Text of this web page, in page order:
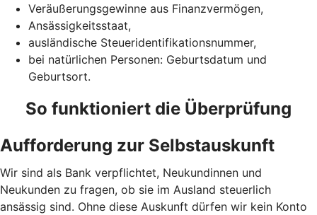
Veräußerungsgewinne aus Finanzvermögen,
Ansässigkeitsstaat,
ausländische Steueridentifikationsnummer,
bei natürlichen Personen: Geburtsdatum und
Geburtsort.
So funktioniert die Überprüfung
Aufforderung zur Selbstauskunft
Wir sind als Bank verpflichtet, Neukundinnen und
Neukunden zu fragen, ob sie im Ausland steuerlich
ansässig sind. Ohne diese Auskunft dürfen wir kein Konto